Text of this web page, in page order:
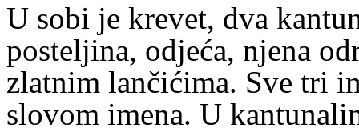
U sobi je krevet, dva
posteljina, odjeća, njena
zlatnim lančićima. Sve tri
slovom imena. U